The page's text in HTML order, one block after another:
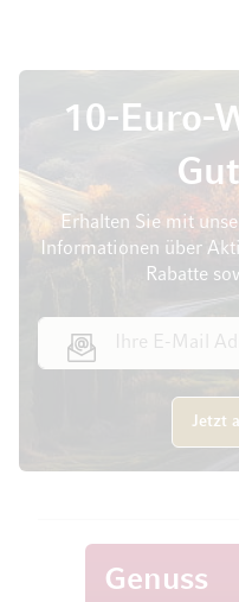
10-Euro-
Erhalten Sie mit
Informationen über
Rabatte
Jetzt
Genuss